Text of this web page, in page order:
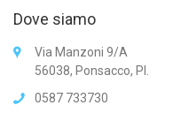
Dove siamo
Via Manzoni 9/A
56038, Ponsacco, PI.
0587 733730